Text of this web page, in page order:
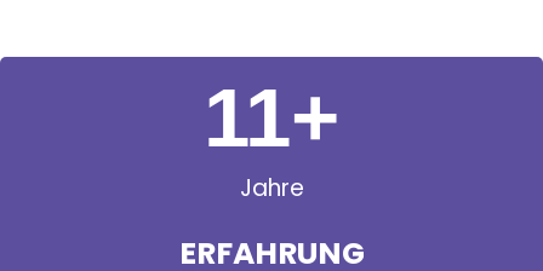
Jahre
ERFAHRUNG
11+